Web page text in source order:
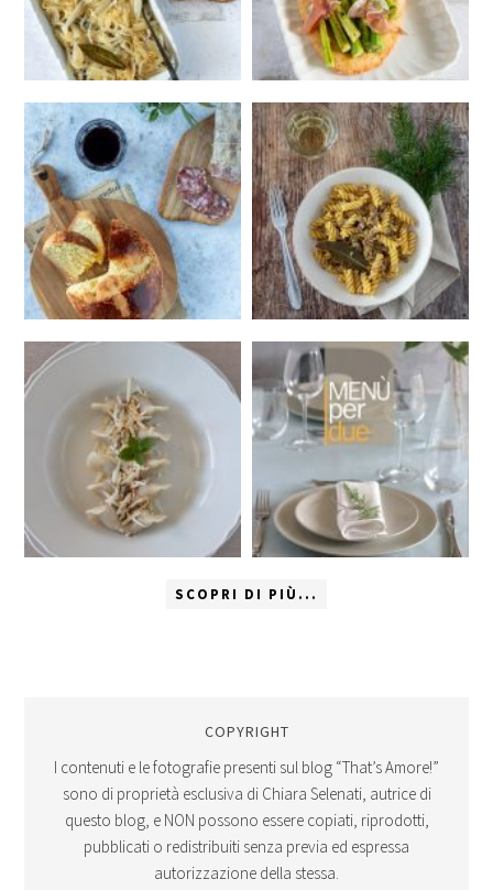
SCOPRI DI PIÙ...
COPYRIGHT
I contenuti e le fotografie presenti sul blog “That’s Amore!”
sono di proprietà esclusiva di Chiara Selenati, autrice di
questo blog, e NON possono essere copiati, riprodotti,
pubblicati o redistribuiti senza previa ed espressa
autorizzazione della stessa.